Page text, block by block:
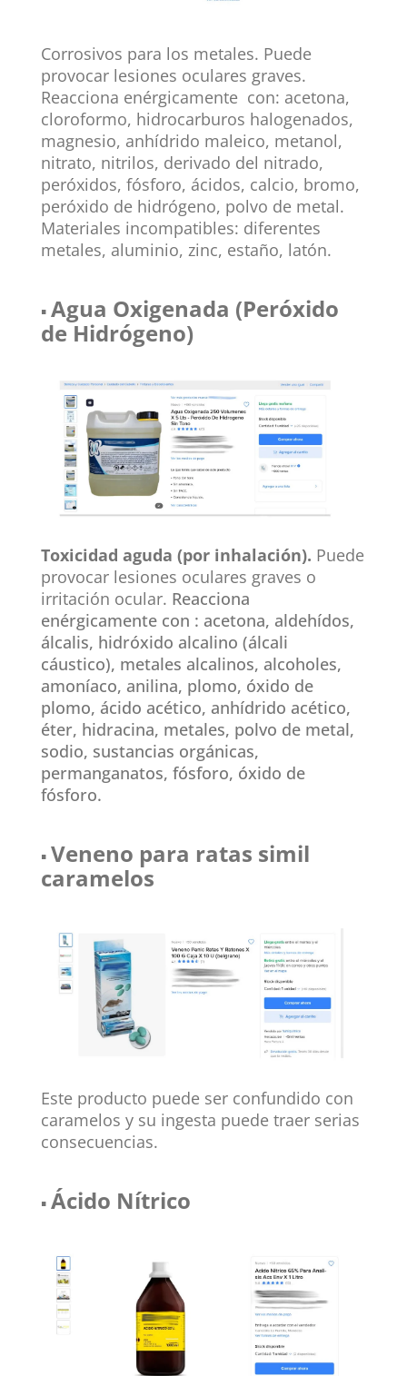
Corrosivos para los metales. Puede
provocar lesiones oculares graves.
Reacciona enérgicamente con: acetona,
cloroformo, hidrocarburos halogenados,
magnesio, anhídrido maleico, metanol,
nitrato, nitrilos, derivado del nitrado,
peróxidos, fósforo, ácidos, calcio, bromo,
peróxido de hidrógeno, polvo de metal.
Materiales incompatibles: diferentes
metales, aluminio, zinc, estaño, latón.
▪ Agua Oxigenada (Peróxido
de Hidrógeno)
Toxicidad aguda (por inhalación). Puede
provocar lesiones oculares graves o
irritación ocular. Reacciona
enérgicamente con : acetona, aldehídos,
álcalis, hidróxido alcalino (álcali
cáustico), metales alcalinos, alcoholes,
amoníaco, anilina, plomo, óxido de
plomo, ácido acético, anhídrido acético,
éter, hidracina, metales, polvo de metal,
sodio, sustancias orgánicas,
permanganatos, fósforo, óxido de
fósforo.
▪ Veneno para ratas simil
caramelos
Este producto puede ser confundido con
caramelos y su ingesta puede traer serias
consecuencias.
▪ Ácido Nítrico